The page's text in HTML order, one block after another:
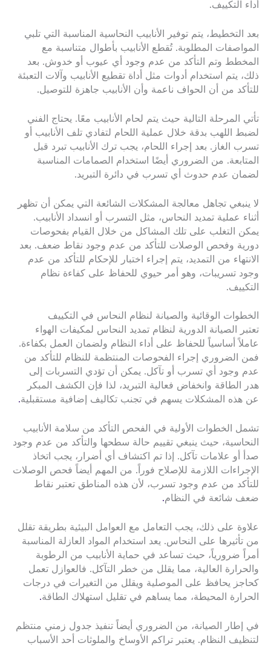
أداء التكييف.
بعد التخطيط، يتم توفير الأنابيب النحاسية المناسبة التي تلبي
المواصفات المطلوبة. تُقطع الأنابيب بأطوال متناسبة مع
المخطط وتم التأكد من عدم وجود أي عيوب أو خدوش. بعد
ذلك، يتم استخدام أدوات مثل أداة تقطيع الأنابيب وآلات التعبئة
للتأكد من أن الحواف ناعمة وأن الأنابيب جاهزة للتوصيل.
تأتي المرحلة التالية حيث يتم لحام الأنابيب معًا. يحتاج الفني
لضبط اللهب بدقة خلال عملية اللحام لتفادي تلف الأنابيب أو
تسرب الغاز. بعد إجراء اللحام، يجب ترك الأنابيب تبرد قبل
المتابعة. من الضروري أيضًا استخدام الصمامات المناسبة
لضمان عدم حدوث أي تسرب في دائرة التبريد.
لا ينبغي تجاهل معالجة المشكلات الشائعة التي يمكن أن تظهر
أثناء عملية تمديد النحاس، مثل التسرب أو انسداد الأنابيب.
يمكن التغلب على تلك المشاكل من خلال القيام بفحوصات
دورية وفحص الوصلات للتأكد من عدم وجود نقاط ضعف. بعد
الانتهاء من التمديد، يتم إجراء اختبار للإحكام للتأكد من عدم
وجود تسريبات، وهو أمر حيوي للحفاظ على كفاءة نظام
التكييف.
الخطوات الوقائية والصيانة لنظام النحاس في التكييف
تعتبر الصيانة الدورية لنظام تمديد النحاس لمكيفات الهواء
عاملاً أساسياً للحفاظ على أداء النظام ولضمان العمل بكفاءة.
فمن الضروري إجراء الفحوصات المنتظمة للنظام للتأكد من
عدم وجود أي تسرب أو تآكل. يمكن أن تؤدي التسربات إلى
هدر الطاقة وانخفاض فعالية التبريد، لذا فإن الكشف المبكر
عن هذه المشكلات يسهم في تجنب تكاليف إضافية مستقبلية.
تشمل الخطوات الأولية في الفحص التأكد من سلامة الأنابيب
النحاسية، حيث ينبغي تقييم حالة سطحها والتأكد من عدم وجود
صدأ أو علامات تآكل. إذا تم اكتشاف أي أضرار، يجب اتخاذ
الإجراءات اللازمة للإصلاح فوراً. من المهم أيضاً فحص الوصلات
للتأكد من عدم وجود تسرب، لأن هذه المناطق تعتبر نقاط
ضعف شائعة في النظام.
علاوة على ذلك، يجب التعامل مع العوامل البيئية بطريقة تقلل
من تأثيرها على النحاس. يعد استخدام المواد العازلة المناسبة
أمراً ضرورياً، حيث تساعد في حماية الأنابيب من الرطوبة
والحرارة العالية، مما يقلل من خطر التآكل. فالعوازل تعمل
كحاجز يحافظ على الموصلية ويقلل من التغيرات في درجات
الحرارة المحيطة، مما يساهم في تقليل استهلاك الطاقة.
في إطار الصيانة، من الضروري أيضاً تنفيذ جدول زمني منتظم
لتنظيف النظام. يعتبر تراكم الأوساخ والملوثات أحد الأسباب